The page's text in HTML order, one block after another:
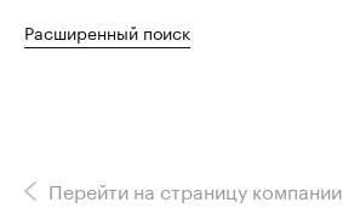
Расширенный поиск
Перейти на страницу компании